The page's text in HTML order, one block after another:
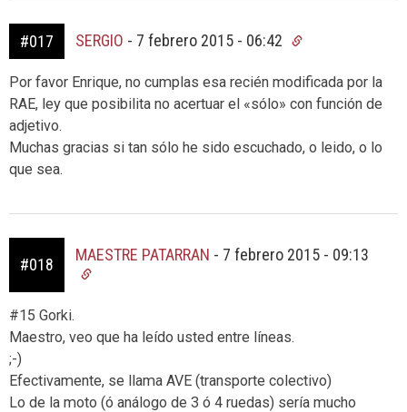
#017 SERGIO - 7 febrero 2015 - 06:42
Por favor Enrique, no cumplas esa recién modificada por la
RAE, ley que posibilita no acertuar el «sólo» con función de
adjetivo.
Muchas gracias si tan sólo he sido escuchado, o leido, o lo
que sea.
#018
MAESTRE PATARRAN - 7 febrero 2015 - 09:13
#15 Gorki.
Maestro, veo que ha leído usted entre líneas.
;-)
Efectivamente, se llama AVE (transporte colectivo)
Lo de la moto (ó análogo de 3 ó 4 ruedas) sería mucho